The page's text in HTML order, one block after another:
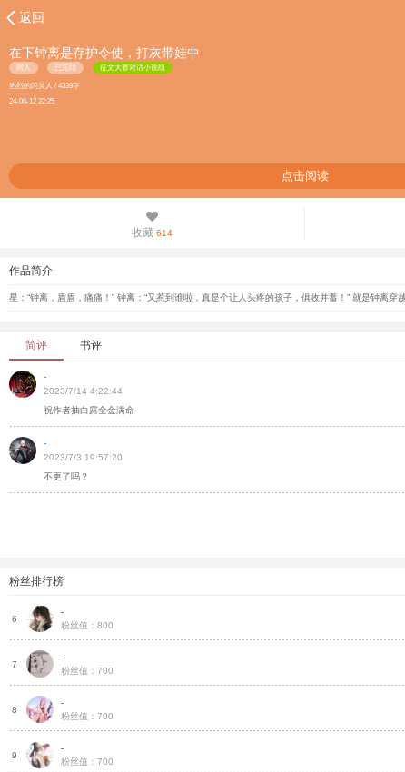
返回
在下钟离是存护令使，打灰带娃中
同人 已完结 征文大赛对话小说组
热烈的闪灵人 / 4339字
24-06-12 22:25
点击阅读
收藏 614
作品简介
星：“钟离，盾盾，痛痛！” 钟离：“又惹到谁啦，真是个让人头疼的孩子，俱收并蓄！” 就是钟离穿
简评 书评
-
2023/7/14 4:22:44
祝作者抽白露全金满命
-
2023/7/3 19:57:20
不更了吗？
粉丝排行榜
6
-
粉丝值：800
7
-
粉丝值：700
8
-
粉丝值：700
9
-
粉丝值：700